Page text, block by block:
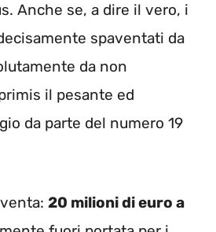
Anche se, a dire il vero, i
spaventati da
da non
il pesante ed
da parte del numero 19
20 milioni di euro a